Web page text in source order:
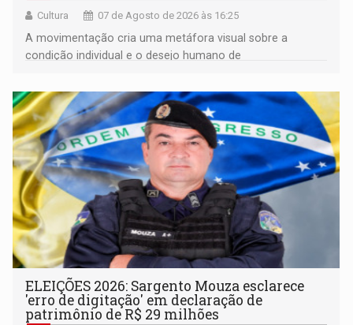
Cultura 07 de Agosto de 2026 às 16:25
A movimentação cria uma metáfora visual sobre a
condição individual e o desejo humano de
ELEIÇÕES 2026: Sargento Mouza esclarece
'erro de digitação' em declaração de
patrimônio de R$ 29 milhões